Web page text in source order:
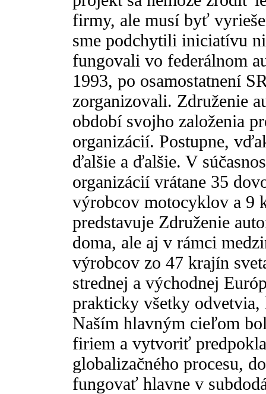
firmy, ale musí byť
sme podchytili iniciatívu
fungovali vo federálnom
1993, po osamostatnení
zorganizovali. Združenie
období svojho založenia
organizácií. Postupne,
ďalšie a ďalšie. V
organizácií vrátane 35
výrobcov motocyklov a 9
predstavuje Združenie
doma, ale aj v rámci
výrobcov zo 47 krajín
strednej a východnej
prakticky všetky
Naším hlavným cieľom
firiem a vytvoriť
globalizačného procesu,
fungovať hlavne v